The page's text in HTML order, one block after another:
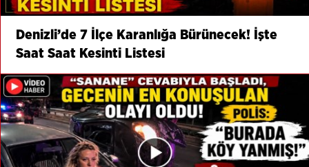
Denizli’de 7 İlçe Karanlığa Bürünecek! İşte
Saat Saat Kesinti Listesi